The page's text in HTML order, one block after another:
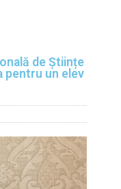
de Științe
pentru un elev